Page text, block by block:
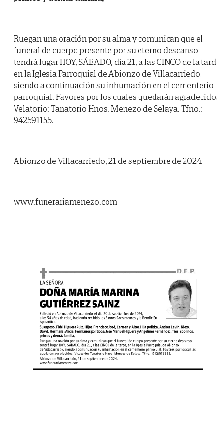
Ruegan una oración por su alma y comunican que el
funeral de cuerpo presente por su eterno descanso
tendrá lugar HOY, SÁBADO, día 21, a las CINCO de la
en la Iglesia Parroquial de Abionzo de Villacarriedo,
siendo a continuación su inhumación en el cementerio
parroquial. Favores por los cuales quedarán
Velatorio: Tanatorio Hnos. Menezo de Selaya. Tfno.:
942591155.
Abionzo de Villacarriedo, 21 de septiembre de 2024.
www.funerariamenezo.com